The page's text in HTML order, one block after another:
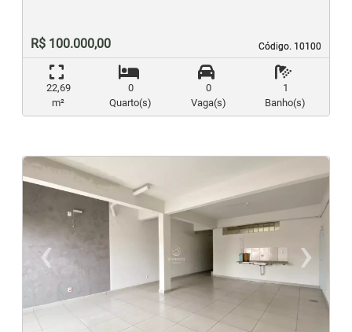
Código. 10100
Código. 10100
R$ 100.000,00
22,69
m²
0
Quarto(s)
0
Vaga(s)
1
Banho(s)
‹
Previous
›